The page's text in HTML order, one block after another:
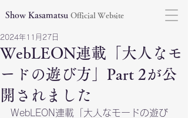
Show Kasamatsu Official Website
WebLEON連載「大人なモ
ードの遊び方」Part 2が公
開されました
2024年11月27日
WebLEON連載「大人なモードの遊び